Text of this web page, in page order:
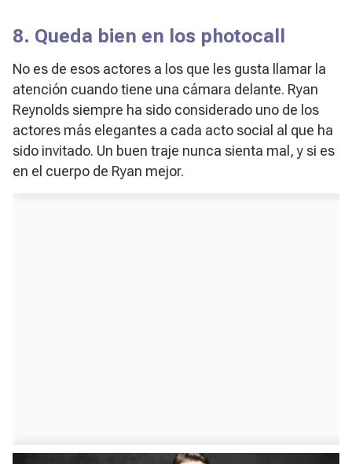
8. Queda bien en los photocall
No es de esos actores a los que les gusta llamar la
atención cuando tiene una cámara delante. Ryan
Reynolds siempre ha sido considerado uno de los
actores más elegantes a cada acto social al que ha
sido invitado. Un buen traje nunca sienta mal, y si es
en el cuerpo de Ryan mejor.